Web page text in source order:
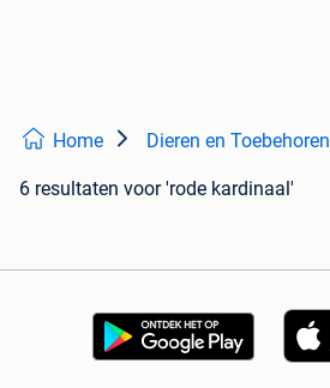
Home Dieren en Toebehoren
6 resultaten voor 'rode kardinaal'